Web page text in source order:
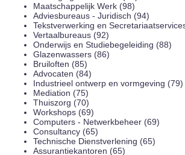
Maatschappelijk Werk (98)
Adviesbureaus - Juridisch (94)
Tekstverwerking en
Vertaalbureaus (92)
Onderwijs en Studiebegeleiding (88)
Glazenwassers (86)
Bruiloften (85)
Advocaten (84)
Industrieel ontwerp en vormgeving (79)
Mediation (75)
Thuiszorg (70)
Workshops (69)
Computers - Netwerkbeheer (69)
Consultancy (65)
Technische Dienstverlening (65)
Assurantiekantoren (65)